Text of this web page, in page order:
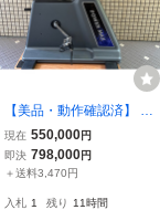
【美品・動作確認済】 KO
NAMI POWER MAX V3 C
ONNECT（最終モデル）
コナミ パワーマック
現在 550,000円
即決 798,000円
＋送料3,470円
入札 1 残り 11時間